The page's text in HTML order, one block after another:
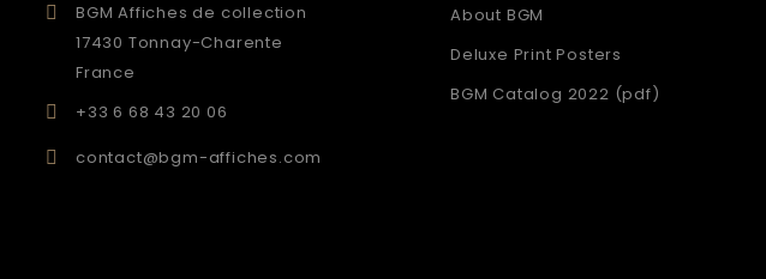
BGM Affiches de collection
17430 Tonnay-Charente
France
+33 6 68 43 20 06
contact@bgm-affiches.com
About BGM
Deluxe Print Posters
BGM Catalog 2022 (pdf)